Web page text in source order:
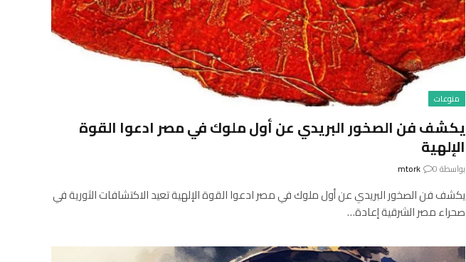
منوعات
يكشف فن الصخور البريدي عن أول ملوك في مصر ادعوا القوة
الإلهية
بواسطة mtork 0
يكشف فن الصخور البريدي عن أول ملوك في مصر ادعوا القوة الإلهية تعيد الاكتشافات الثورية في
صحراء مصر الشرقية إعادة…